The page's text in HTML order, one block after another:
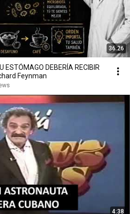
36:26
ESTÓMAGO DEBERÍA RECIBIR
Feynman
4:38